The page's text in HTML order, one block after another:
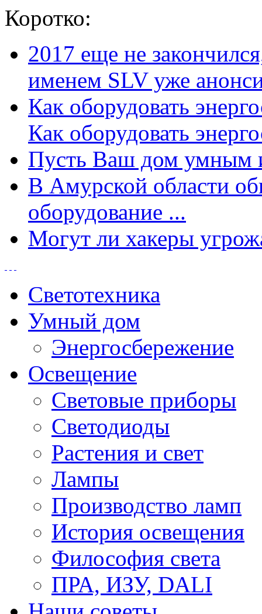
Коротко:
2017 еще не
именем SLV уже
Как оборудовать
Как оборудовать
Пусть Ваш дом умным
В Амурской области
оборудование ...
Могут ли хакеры
Светотехника
Умный дом
Энергосбережение
Освещение
Световые приборы
Светодиоды
Растения и свет
Лампы
Производство ламп
История освещения
Философия света
ПРА, ИЗУ, DALI